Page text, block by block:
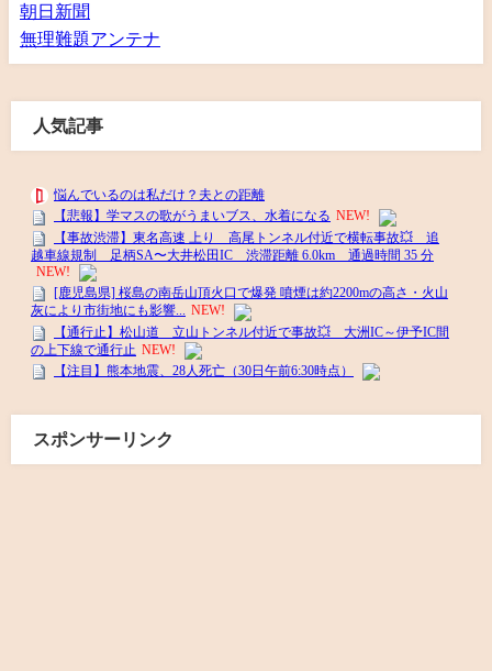
朝日新聞
無理難題アンテナ
人気記事
スポンサーリンク